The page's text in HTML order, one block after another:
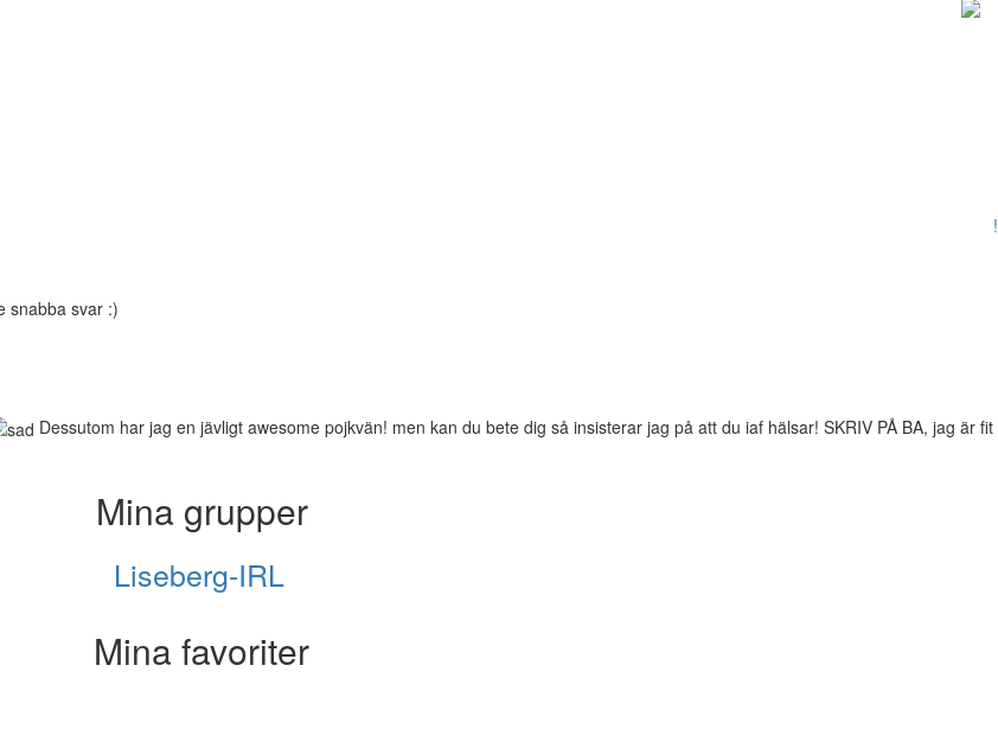
!
snabba svar :)
Dessutom har jag en jävligt awesome pojkvän! men kan du bete dig så insisterar jag på att du iaf hälsar! SKRIV PÅ BA, jag är fit
Mina grupper
Liseberg-IRL
Mina favoriter